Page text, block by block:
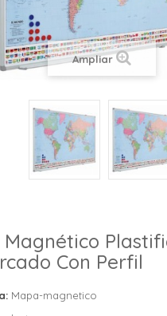
Ampliar
Con Perfil
Mapa-magnetico